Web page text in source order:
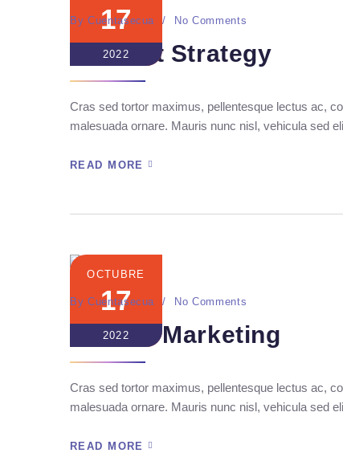
17
2022
By Cuentasecua No Comments
Content Strategy
Cras sed tortor maximus, pellentesque lectus ac,
malesuada ornare. Mauris nunc nisl, vehicula sed
READ MORE
OCTUBRE
17
2022
By Cuentasecua No Comments
Mannix Marketing
Cras sed tortor maximus, pellentesque lectus ac,
malesuada ornare. Mauris nunc nisl, vehicula sed
READ MORE